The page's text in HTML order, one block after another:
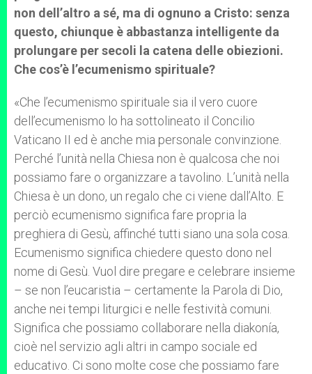
non dell’altro a sé, ma di ognuno a Cristo: senza
questo, chiunque è abbastanza intelligente da
prolungare per secoli la catena delle obiezioni.
Che cos’è l’ecumenismo spirituale?
«Che l’ecumenismo spirituale sia il vero cuore
dell’ecumenismo lo ha sottolineato il Concilio
Vaticano II ed è anche mia personale convinzione.
Perché l’unità nella Chiesa non è qualcosa che noi
possiamo fare o organizzare a tavolino. L’unità nella
Chiesa è un dono, un regalo che ci viene dall’Alto. E
perciò ecumenismo significa fare propria la
preghiera di Gesù, affinché tutti siano una sola cosa.
Ecumenismo significa chiedere questo dono nel
nome di Gesù. Vuol dire pregare e celebrare insieme
– se non l’eucaristia – certamente la Parola di Dio,
anche nei tempi liturgici e nelle festività comuni.
Significa che possiamo collaborare nella diakonía,
cioè nel servizio agli altri in campo sociale ed
educativo. Ci sono molte cose che possiamo fare